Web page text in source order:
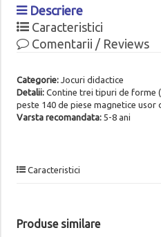
Descriere
Caracteristici
Comentarii / Reviews
Categorie:Jocuri didactice
Detalii:Contine trei tipuri de forme
peste 140 de piese magnetice
Varsta recomandata:5-8 ani
Caracteristici
Produse similare